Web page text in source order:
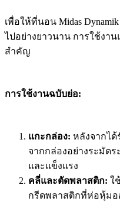
เพื่อให้ที่นอน Midas
ไปอย่างยาวนาน การใช้งา
สำคัญ
การใช้งานฉบับย่อ:
แกะกล่อง: หลังจากไ
จากกล่องอย่างระมัดร
และแข็งแรง
คลี่และตัดพลาสติก: ใ
กรีดพลาสติกที่ห่อหุ้มอ